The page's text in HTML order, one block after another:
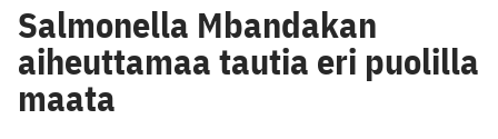
Salmonella Mbandakan
aiheuttamaa tautia eri puolilla
maata